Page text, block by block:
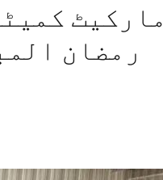
مارکیٹ
رمضان